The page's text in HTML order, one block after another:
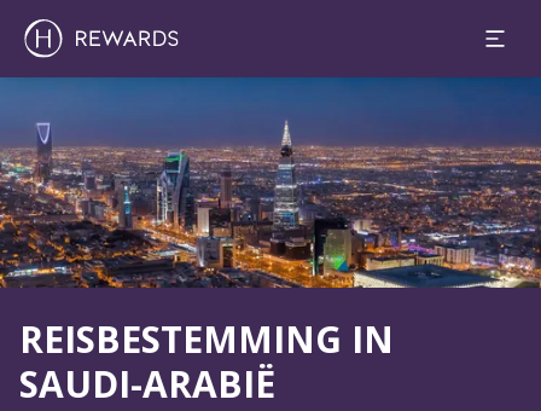
REISBESTEMMING IN
SAUDI-ARABIË